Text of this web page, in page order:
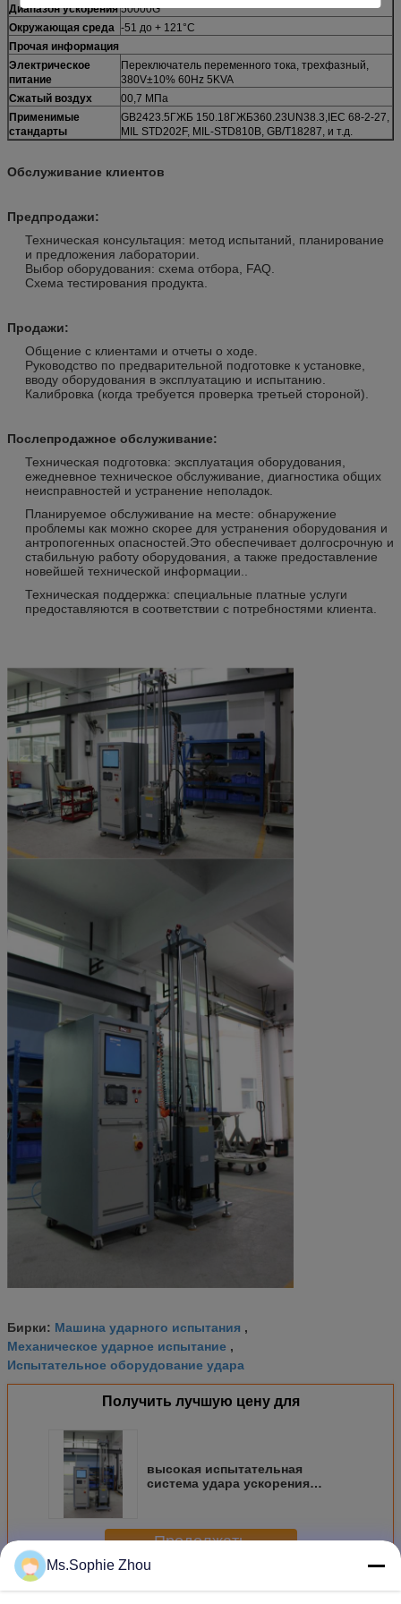
Диапазон ускорения 50000G
Окружающая среда -51 до + 121°C
Прочая информация
Электрическое
питание
Переключатель переменного тока, трехфазный,
380V±10% 60Hz 5KVA
Сжатый воздух
00,7 МПа
Применимые
стандарты
GB2423.5ГЖБ 150.18ГЖБ360.23UN38.3,IEC 68-2-27,
MIL STD202F, MIL-STD810B, GB/T18287, и т.д.
Обслуживание клиентов
Предпродажи:
Техническая консультация: метод испытаний, планирование
и предложения лаборатории.
Выбор оборудования: схема отбора, FAQ.
Схема тестирования продукта.
Продажи:
Общение с клиентами и отчеты о ходе.
Руководство по предварительной подготовке к установке,
вводу оборудования в эксплуатацию и испытанию.
Калибровка (когда требуется проверка третьей стороной).
Послепродажное обслуживание:
Техническая подготовка: эксплуатация оборудования,
ежедневное техническое обслуживание, диагностика общих
неисправностей и устранение неполадок.
Планируемое обслуживание на месте: обнаружение
проблемы как можно скорее для устранения оборудования и
антропогенных опасностей.Это обеспечивает долгосрочную и
стабильную работу оборудования, а также предоставление
новейшей технической информации..
Техническая поддержка: специальные платные услуги
предоставляются в соответствии с потребностями клиента.
Бирки: Машина ударного испытания ,
Механическое ударное испытание ,
Испытательное оборудование удара
Получить лучшую цену для
высокая испытательная
система удара ускорения
Продолжать
БольшеСистема для испытания на удар
Ms.Sophie Zhou